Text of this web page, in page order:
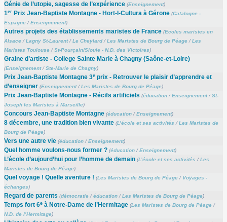
Génie de l’utopie, sagesse de l’expérience (Enseignement)
1erPrix Jean-Baptiste Montagne - Hort-I-Cultura à Gérone (Catalogne -
Espagne/Enseignement)
Autres projets des établissements maristes de France (Ecoles maristes en
Alsace/Lagny St-Laurent/Le Cheylard/Les Maristes de Bourg de Péage/Les
Maristes Toulouse/St-Pourçain/Sioule - N.D. des Victoires)
Graine d’artiste - College Sainte Marie à Chagny (Saône-et-Loire)
(Enseignement/Ste-Marie de Chagny)
Prix Jean-Baptiste Montagne 3eprix - Retrouver le plaisir d’apprendre et
d’enseigner (Enseignement/Les Maristes de Bourg de Péage)
Prix Jean-Baptiste Montagne - Récifs artificiels (éducation/Enseignement/St-
Joseph les Maristes à Marseille)
Concours Jean-Baptiste Montagne (éducation/Enseignement)
8 décembre, une tradition bien vivante (L’école et ses activités /Les Maristes de
Bourg de Péage)
Vers une autre vie (éducation/Enseignement)
Quel homme voulons-nous former ? (éducation/Enseignement)
L’école d’aujourd’hui pour l’homme de demain (L’école et ses activités /Les
Maristes de Bourg de Péage)
Quel voyage ! Quelle aventure ! (Les Maristes de Bourg de Péage/ Voyages -
échanges)
Regard de parents (démocratie/éducation/Les Maristes de Bourg de Péage)
Temps fort 6eà Notre-Dame de l’Hermitage (Les Maristes de Bourg de Péage/
N.D. de l’Hermitage)